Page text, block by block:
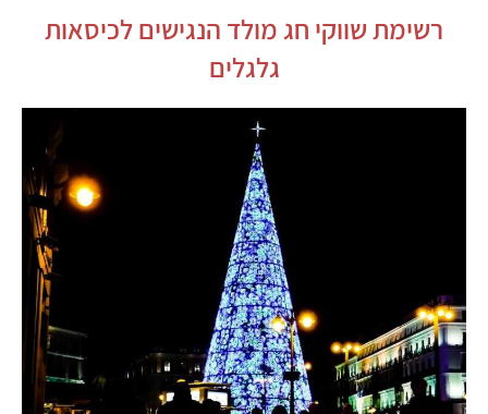
רשימת שווקי חג מולד הנגישים לכיסאות
גלגלים